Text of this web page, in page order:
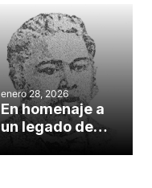
plantada por
SendNC para
renovar la
«confianza
total» en Dios
enero 28, 2026
En homenaje a
un legado de
envío: Domingo